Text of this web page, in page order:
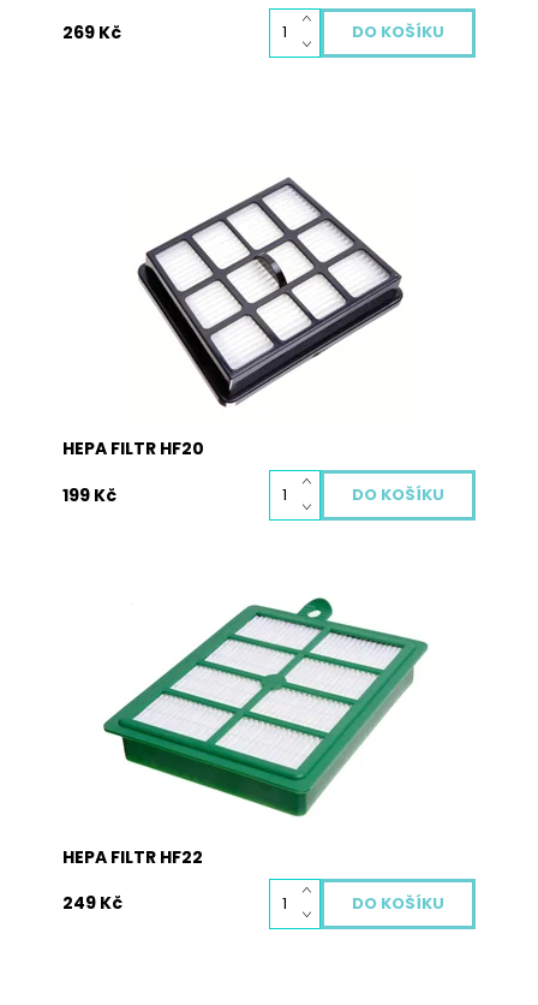
269 Kč
Hepa filtr je nedílnou součástí každého dobrého
vysavače. Zachycuje i ty nejjemnější prachové
částice a alergeny, které rozhodně do vašeho
domu nepatří. Hepa filtr je potřeba pravidelně
měnit, aby chránil vaše zdraví i životnost vašeho
vysavače. Vyměněný...
Vyprodáno
2032
HEPA FILTR HF20
199 Kč
Hepa filtr je nedílnou součástí každého dobrého
vysavače. Zachycuje i ty nejjemnější prachové
částice a alergeny, které rozhodně do vašeho
domu nepatří. Hepa filtr je potřeba pravidelně
měnit, aby chránil vaše zdraví i životnost vašeho
vysavače. Vyměněný...
Dostupnost:
Skladem
2034
HEPA FILTR HF22
249 Kč